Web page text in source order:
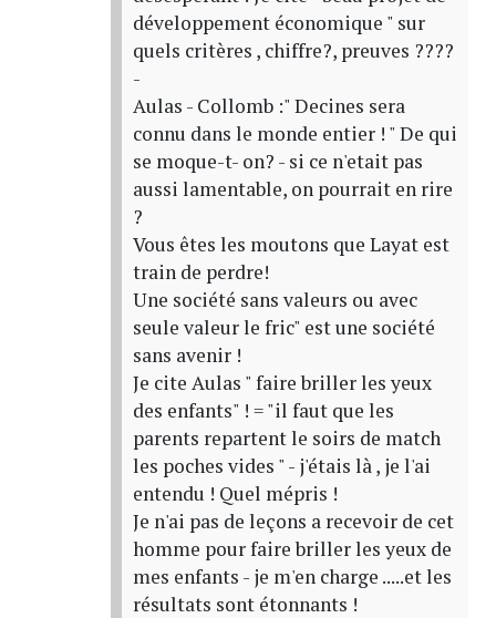
développement économique " sur
quels critères , chiffre?, preuves ????
-
Aulas - Collomb :" Decines sera
connu dans le monde entier ! " De qui
se moque-t- on? - si ce n'etait pas
aussi lamentable, on pourrait en rire
?
Vous êtes les moutons que Layat est
train de perdre!
Une société sans valeurs ou avec
seule valeur le fric" est une société
sans avenir !
Je cite Aulas " faire briller les yeux
des enfants" ! = "il faut que les
parents repartent le soirs de match
les poches vides " - j'étais là , je l'ai
entendu ! Quel mépris !
Je n'ai pas de leçons a recevoir de cet
homme pour faire briller les yeux de
mes enfants - je m'en charge .....et les
résultats sont étonnants !